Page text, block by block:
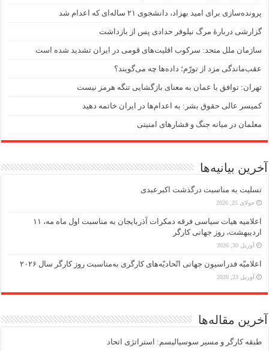
پرونده‌سازی برای امید بهزاد، دانشجوی ۲۱ ساله‌ای که اعدام شد
گزارشی دربارهٔ مرگ نیلوفر حدادی پس از بازداشت
سازمان ملل متحد: سرکوب اقلیت‌های قومی در ایران تشدید شده است
عقب‌ماندگی مزد از تورّم؛ داده‌ها چه می‌گویند؟
تهران: توافق با عمان به معنای بازگشایی تنگه هرمز نیست
کمیسر عالی حقوق بشر: به اعدام‌ها در ایران خاتمه دهید
معلمان در میانه جنگ و فشارهای امنیتی
آخرین بیانیه‌ها
تسلیت به مناسبت درگذشت اکبرعبدی
جولای 25, 2026
اعلامیه هیات سیاسی فرقه دمکرات آذربایجان به مناسبت اول ماه مه، ۱۱
اردیبهشت، روز جهانی کارگر
آوریل 30, 2026
اعلامیّه فدراسیون جهانی اتّحادیّه‌های کارگری به‌مناسبت روز کارگر سال ۲۰۲۶
آوریل 23, 2026
آخرین مقاله‌ها
طبقه کارگر و مسیر سوسیالیسم: استراتژی اتحاد